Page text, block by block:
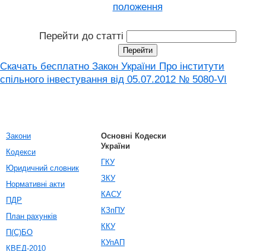
положення
Перейти до статті
Скачать бесплатно Закон України Про інститути
спільного інвестування від 05.07.2012 № 5080-VI
Закони
Кодекси
Юридичний словник
Нормативні акти
ПДР
План рахунків
П(С)БО
КВЕД-2010
Основні Кодески
України
ГКУ
ЗКУ
КАСУ
КЗпПУ
ККУ
КУпАП